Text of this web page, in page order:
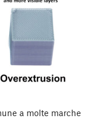
a molte marche